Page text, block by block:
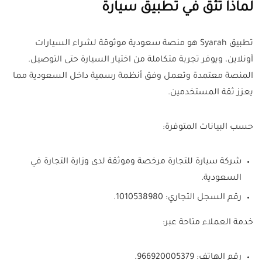
لماذا تثق في تطبيق سيارة
تطبيق Syarah هو منصة سعودية موثوقة لشراء السيارات
أونلاين، ويوفر تجربة متكاملة من اختيار السيارة حتى التوصيل.
المنصة معتمدة وتعمل وفق أنظمة رسمية داخل السعودية مما
يعزز ثقة المستخدمين.
حسب البيانات المتوفرة:
شركة سيارة للتجارة مرخصة وموثقة لدى وزارة التجارة في
السعودية.
رقم السجل التجاري: 1010538980.
خدمة العملاء متاحة عبر:
رقم الهاتف: 966920005379.